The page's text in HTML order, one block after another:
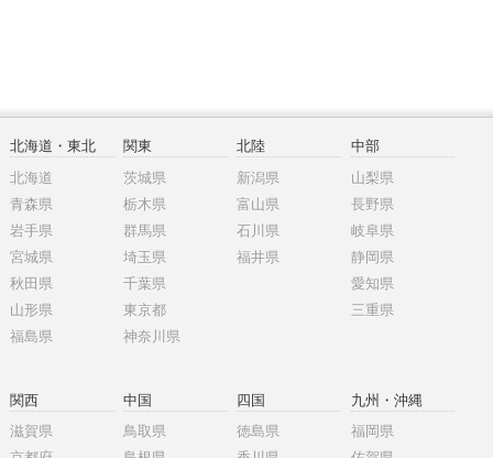
北海道・東北
北海道
青森県
岩手県
宮城県
秋田県
山形県
福島県
関東
茨城県
栃木県
群馬県
埼玉県
千葉県
東京都
神奈川県
北陸
新潟県
富山県
石川県
福井県
中部
山梨県
長野県
岐阜県
静岡県
愛知県
三重県
関西
滋賀県
中国
鳥取県
四国
徳島県
九州・沖縄
福岡県